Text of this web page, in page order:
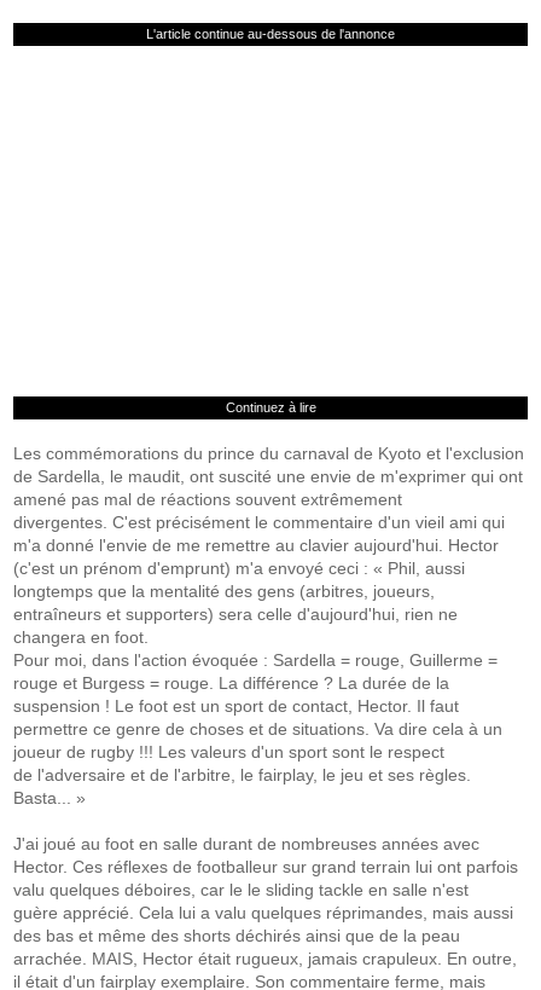
L'article continue au-dessous de l'annonce
Continuez à lire
Les commémorations du prince du carnaval de Kyoto et l'exclusion
de Sardella, le maudit, ont suscité une envie de m'exprimer qui ont
amené pas mal de réactions souvent extrêmement
divergentes. C'est précisément le commentaire d'un vieil ami qui
m'a donné l'envie de me remettre au clavier aujourd'hui. Hector
(c'est un prénom d'emprunt) m'a envoyé ceci : « Phil, aussi
longtemps que la mentalité des gens (arbitres, joueurs,
entraîneurs et supporters) sera celle d'aujourd'hui, rien ne
changera en foot.
Pour moi, dans l'action évoquée : Sardella = rouge, Guillerme =
rouge et Burgess = rouge. La différence ? La durée de la
suspension ! Le foot est un sport de contact, Hector. Il faut
permettre ce genre de choses et de situations. Va dire cela à un
joueur de rugby !!! Les valeurs d'un sport sont le respect
de l'adversaire et de l'arbitre, le fairplay, le jeu et ses règles.
Basta... »
J'ai joué au foot en salle durant de nombreuses années avec
Hector. Ces réflexes de footballeur sur grand terrain lui ont parfois
valu quelques déboires, car le le sliding tackle en salle n'est
guère apprécié. Cela lui a valu quelques réprimandes, mais aussi
des bas et même des shorts déchirés ainsi que de la peau
arrachée. MAIS, Hector était rugueux, jamais crapuleux. En outre,
il était d'un fairplay exemplaire. Son commentaire ferme, mais